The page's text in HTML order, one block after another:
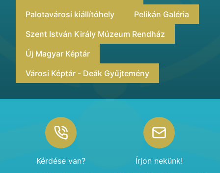
Palotavárosi kiállítóhely
Pelikán Galéria
Szent István Király Múzeum Rendház
Új Magyar Képtár
Városi Képtár - Deák Gyűjtemény
Kérdése van?
Írjon nekünk!